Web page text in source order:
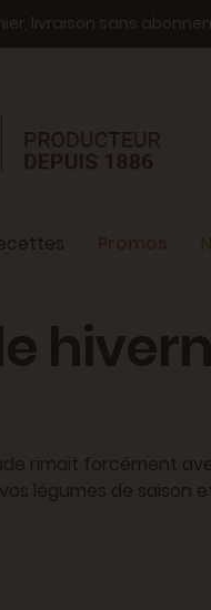
livraison sans
rimait forcément
légumes de saison